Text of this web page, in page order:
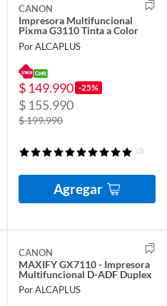
CANON
Impresora Multifuncional
Pixma G3110 Tinta a Color
Por ALCAPLUS
$ 149.990 -25%
$ 155.990
$ 199.990
(2)
Agregar
CANON
MAXIFY GX7110 - Impresora
Multifuncional D-ADF Duplex
Por ALCAPLUS